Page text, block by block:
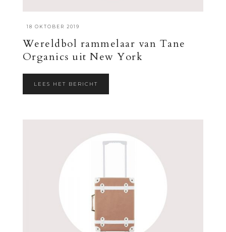
·18 OKTOBER 2019
Wereldbol rammelaar van Tane
Organics uit New York
LEES HET BERICHT